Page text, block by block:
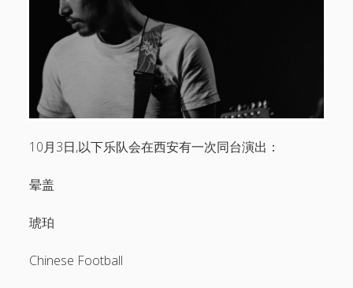
小红书
网易云
Facebook
1724唱片
伍子杰
联系
牛磊，1724唱片
邮件 info@1724records.com
10月3日,以下乐队会在西安有一次同台演出：
晕盖
琥珀
Chinese Football